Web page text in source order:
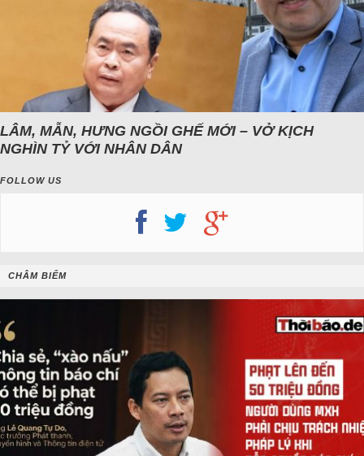
LÂM, MẪN, HƯNG NGỒI GHẾ MỚI – VỞ KỊCH
NGHÌN TỶ VỚI NHÂN DÂN
FOLLOW US
CHÂM BIẾM